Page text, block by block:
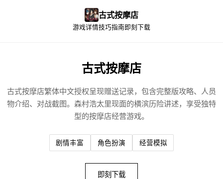
古式按摩店
游戏详情技巧指南 即刻下载
古式按摩店
古式按摩店繁体中文授权呈现赠送记录，包含完整版攻略、人员
物介绍、对战截图。森村浩太里现面的横滨历险讲述，享受独特
型的按摩店经营游戏。
剧情丰富 角色扮演 经营模拟
即刻下载